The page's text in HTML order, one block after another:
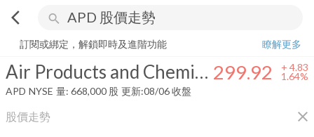
arrow_back_ios search
Air Products and Chemicals, Inc. 299.92
訂閱或綁定，解鎖即時及進階功能
瞭解更多
Air Products and Chemicals, Inc. 299.92 + 4.83
1.64%
APD NYSE 量: 668,000 股 更新:08/06 收盤
股價走勢 close